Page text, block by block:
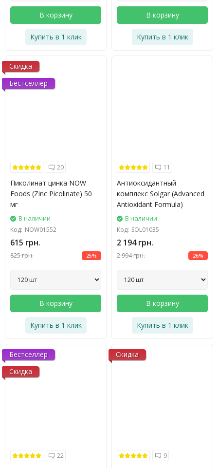
В корзину
Купить в 1 клик
В корзину
Купить в 1 клик
Скидка
Бестселлер
20
Пиколинат цинка NOW
Foods (Zinc Picolinate) 50
мг
В наличии
Код: NOW01552
615 грн.
825 грн. 25%
В корзину
Купить в 1 клик
11
Антиоксидантный
комплекс Solgar (Advanced
Antioxidant Formula)
В наличии
Код: SOL01035
2 194 грн.
2 994 грн. 26%
В корзину
Купить в 1 клик
Бестселлер
Скидка
22
Скидка
9